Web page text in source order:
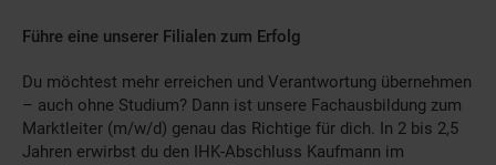
Führe eine unserer Filialen zum Erfolg
Du möchtest mehr erreichen und Verantwortung übernehmen
– auch ohne Studium? Dann ist unsere Fachausbildung zum
Marktleiter (m/w/d) genau das Richtige für dich. In 2 bis 2,5
Jahren erwirbst du den IHK-Abschluss Kaufmann im